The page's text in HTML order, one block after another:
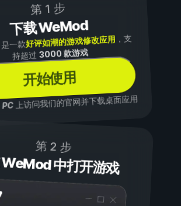
第 1 步
下载 WeMod
一款好评如潮的游戏修改应用 ，支
持超过3000 款游戏
开始使用
PC上访问我们的官网并下载桌面应用
第 2 步
中打开游戏